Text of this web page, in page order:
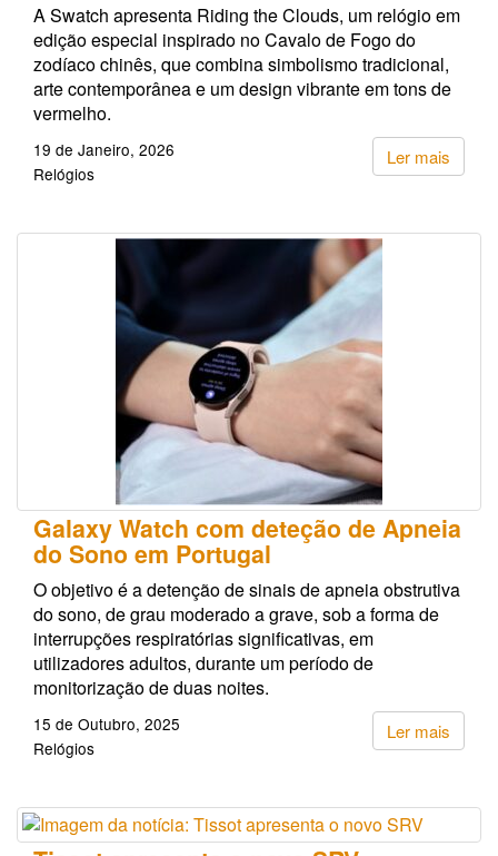
A Swatch apresenta Riding the Clouds, um relógio em
edição especial inspirado no Cavalo de Fogo do
zodíaco chinês, que combina simbolismo tradicional,
arte contemporânea e um design vibrante em tons de
vermelho.
Ler mais
19 de Janeiro, 2026
Relógios
Galaxy Watch com deteção de Apneia
do Sono em Portugal
O objetivo é a detenção de sinais de apneia obstrutiva
do sono, de grau moderado a grave, sob a forma de
interrupções respiratórias significativas, em
utilizadores adultos, durante um período de
monitorização de duas noites.
Ler mais
15 de Outubro, 2025
Relógios